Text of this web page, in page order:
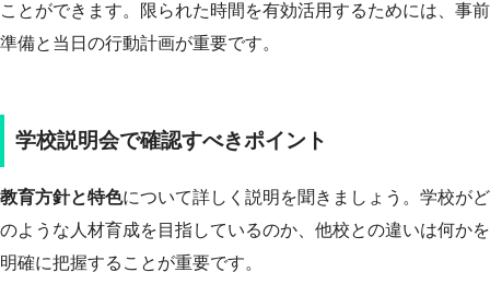
ことができます。限られた時間を有効活用するためには、事前
準備と当日の行動計画が重要です。
学校説明会で確認すべきポイント
教育方針と特色について詳しく説明を聞きましょう。学校がど
のような人材育成を目指しているのか、他校との違いは何かを
明確に把握することが重要です。